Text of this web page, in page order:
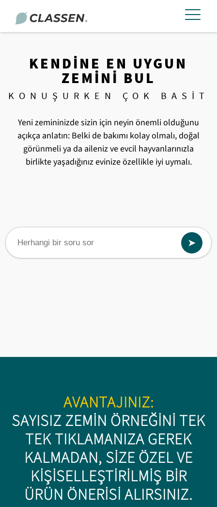
KENDINE EN UYGUN
ZEMINI BUL
KONUŞURKEN ÇOK BASIT
Yeni zemininizde sizin için neyin önemli olduğunu
açıkça anlatın: Belki de bakımı kolay olmalı, doğal
görünmeli ya da aileniz ve evcil hayvanlarınızla
birlikte yaşadığınız evinize özellikle iyi uymalı.
➤
AVANTAJINIZ:
SAYISIZ ZEMIN ÖRNEĞINI TEK
TEK TIKLAMANIZA GEREK
KALMADAN, SIZE ÖZEL VE
KIŞISELLEŞTIRILMIŞ BIR
ÜRÜN ÖNERISI ALIRSINIZ.